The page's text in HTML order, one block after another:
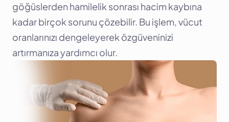
göğüslerden hamilelik sonrası hacim kaybına
kadar birçok sorunu çözebilir. Bu işlem, vücut
oranlarınızı dengeleyerek özgüveninizi
artırmanıza yardımcı olur.